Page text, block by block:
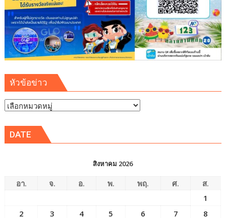
หัวข้อข่าว
หัวข้อ
DATE
สิงหาคม 2026
อา. จ. อ. พ. พฤ. ศ.
ส.
1
2
3 4 5 6 7
8